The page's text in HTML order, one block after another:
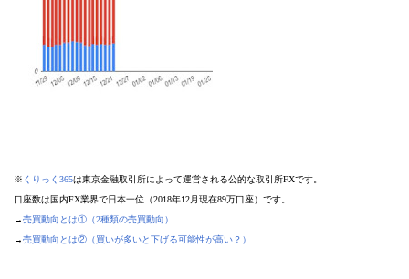
※ くりっく365は東京金融取引所によって運営される公的な取引所FXです。
口座数は国内FX業界で日本一位（2018年12月現在89万口座）です。
→売買動向とは①（2種類の売買動向）
→売買動向とは②（買いが多いと下げる可能性が高い？）